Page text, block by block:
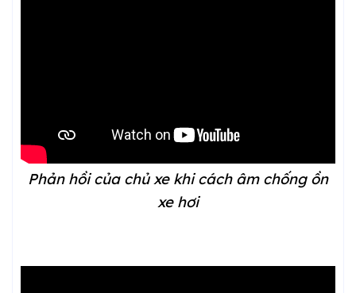
Phản hồi của chủ xe khi cách âm chống ồn
xe hơi